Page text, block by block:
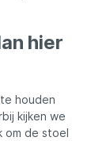
hier
houden
kijken we
om de stoel